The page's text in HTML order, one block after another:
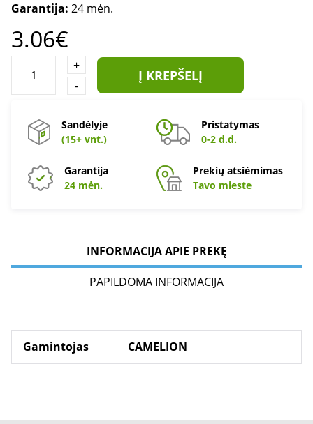
Garantija: 24 mėn.
3.06€
+
-
Į KREPŠELĮ
Sandėlyje
(15+ vnt.)
Pristatymas
0-2 d.d.
Garantija
24 mėn.
Prekių atsiėmimas
Tavo mieste
INFORMACIJA APIE PREKĘ
PAPILDOMA INFORMACIJA
Gamintojas CAMELION